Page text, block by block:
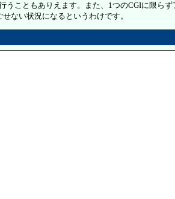
こともありえます。また、1つのCGIに限ら
ない状況になるというわけです。